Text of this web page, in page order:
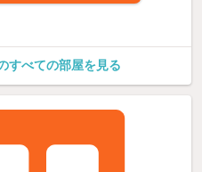
すべての部屋を見る